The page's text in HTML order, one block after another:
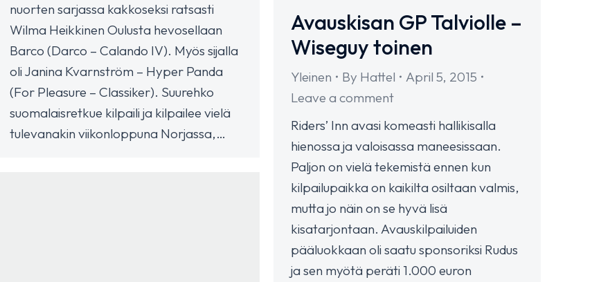
nuorten sarjassa kakkoseksi ratsasti
Wilma Heikkinen Oulusta hevosellaan
Barco (Darco – Calando IV). Myös sijalla
oli Janina Kvarnström – Hyper Panda
(For Pleasure – Classiker). Suurehko
suomalaisretkue kilpaili ja kilpailee vielä
tulevanakin viikonloppuna Norjassa,…
Avauskisan GP Talviolle –
Wiseguy toinen
Yleinen By Hattel
April 5, 2015
Leave a comment
Riders’ Inn avasi komeasti hallikisalla
hienossa ja valoisassa maneesissaan.
Paljon on vielä tekemistä ennen kun
kilpailupaikka on kaikilta osiltaan valmis,
mutta jo näin on se hyvä lisä
kisatarjontaan. Avauskilpailuiden
pääluokkaan oli saatu sponsoriksi Rudus
ja sen myötä peräti 1.000 euron